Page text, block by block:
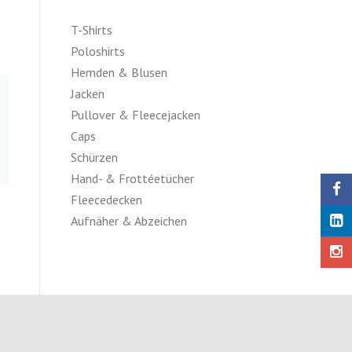
T-Shirts
Poloshirts
Hemden & Blusen
Jacken
Pullover & Fleecejacken
Caps
Schürzen
Hand- & Frottéetücher
Fleecedecken
Aufnäher & Abzeichen